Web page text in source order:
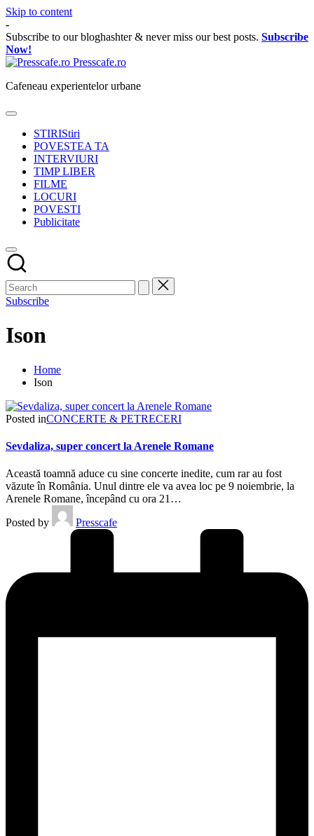
Skip to content
-
Subscribe to our bloghashter & never miss our best posts. Subscribe
Now!
Presscafe.ro
Cafeneau experientelor urbane
STIRIStiri
POVESTEA TA
INTERVIURI
TIMP LIBER
FILME
LOCURI
POVESTI
Publicitate
Subscribe
Ison
Home
Ison
Posted inCONCERTE & PETRECERI
Sevdaliza, super concert la Arenele Romane
Această toamnă aduce cu sine concerte inedite, cum rar au fost
văzute în România. Unul dintre ele va avea loc pe 9 noiembrie, la
Arenele Romane, începând cu ora 21…
Posted by
Presscafe